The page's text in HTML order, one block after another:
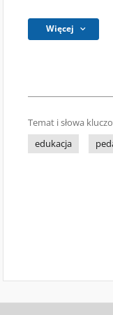
Więcej
Temat i słowa
edukacja